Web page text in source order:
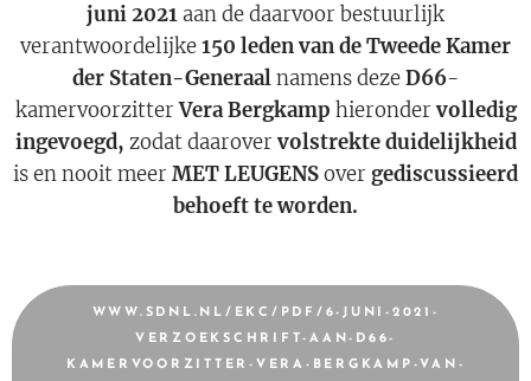
juni 2021 aan de daarvoor bestuurlijk
verantwoordelijke150 leden van de Tweede Kamer
der Staten-Generaalnamens dezeD66-
kamervoorzitterVera Bergkamp hierondervolledig
ingevoegd, zodat daarovervolstrekte duidelijkheid
is en nooit meerMET LEUGENSover gediscussieerd
behoeft te worden.
WWW.SDNL.NL/EKC/PDF/6-JUNI-2021-
VERZOEKSCHRIFT-AAN-D66-
KAMERVOORZITTER-VERA-BERGKAMP-VAN-